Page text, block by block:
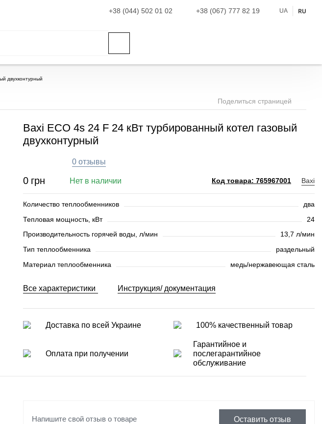
+38 (044) 502 01 02 +38 (067) 777 82 19 UA RU
двухконтурный
Поделиться страницей
Baxi ECO 4s 24 F 24 кВт турбированный котел газовый
двухконтурный
0 отзывы
0 грн Нет в наличии Код товара: 765967001 Baxi
Количество теплообменников два
Тепловая мощность, кВт 24
Производительность горячей воды, л/мин 13,7 л/мин
Тип теплообменника раздельный
Материал теплообменника медь/нержавеющая сталь
Все характеристики Инструкция/ документация
Доставка по всей Украине 100% качественный товар
Оплата при получении
Гарантийное и
послегарантийное
обслуживание
Напишите свой отзыв о товаре Оставить отзыв